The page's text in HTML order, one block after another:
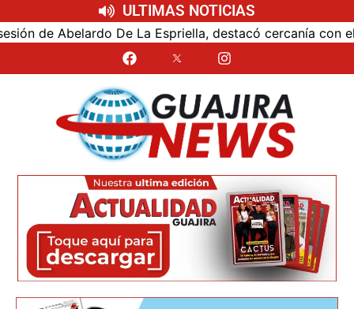
ULTIMAS NOTICIAS
De La Espriella, destacó cercanía con el nuevo